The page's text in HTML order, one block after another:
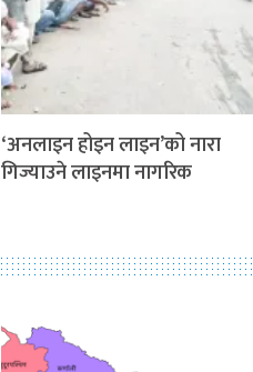
‘अनलाइन होइन लाइन’को नारा
गिज्याउने लाइनमा नागरिक